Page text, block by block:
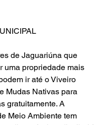
de Jaguariúna que
uma propriedade mais
ir até o Viveiro
Mudas Nativas para
gratuitamente. A
Meio Ambiente tem